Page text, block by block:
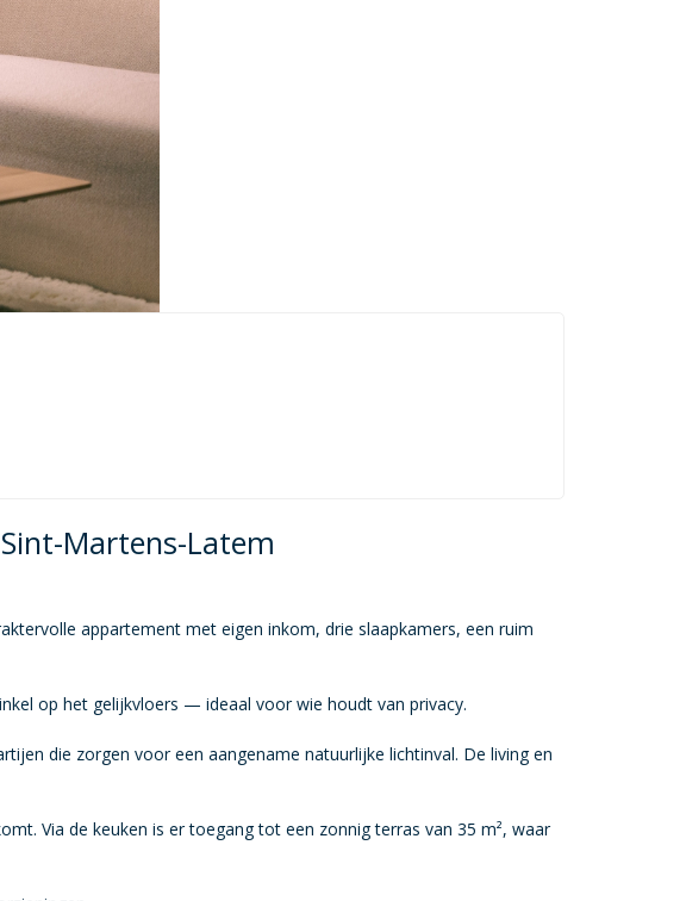
Martens-Latem
appartement met eigen inkom, drie slaapkamers, een ruim
op het gelijkvloers — ideaal voor wie houdt van privacy.
die zorgen voor een aangename natuurlijke lichtinval. De living en
Via de keuken is er toegang tot een zonnig terras van 35 m², waar